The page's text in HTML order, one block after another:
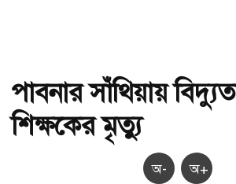
পাবনার সাঁথিয়ায়
শিক্ষকের মৃত্যু
অ- অ+